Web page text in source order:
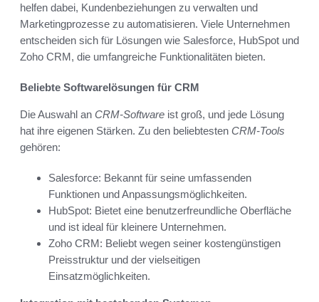
helfen dabei, Kundenbeziehungen zu verwalten und
Marketingprozesse zu automatisieren. Viele Unternehmen
entscheiden sich für Lösungen wie Salesforce, HubSpot und
Zoho CRM, die umfangreiche Funktionalitäten bieten.
Beliebte Softwarelösungen für CRM
Die Auswahl an CRM-Software ist groß, und jede Lösung
hat ihre eigenen Stärken. Zu den beliebtesten CRM-Tools
gehören:
Salesforce: Bekannt für seine umfassenden
Funktionen und Anpassungsmöglichkeiten.
HubSpot: Bietet eine benutzerfreundliche Oberfläche
und ist ideal für kleinere Unternehmen.
Zoho CRM: Beliebt wegen seiner kostengünstigen
Preisstruktur und der vielseitigen
Einsatzmöglichkeiten.